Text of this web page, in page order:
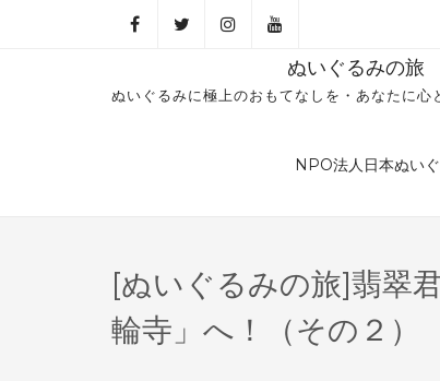
ぬいぐるみの旅
ぬいぐるみに極上のおもてなしを・あなたに心
NPO法人日本ぬい
[ぬいぐるみの旅]翡翠
輪寺」へ！（その２）